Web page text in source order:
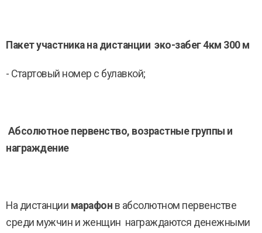
Пакет участника на дистанции эко-забег 4км 300 м
- Стартовый номер с булавкой;
Абсолютное первенство, возрастные группы и
награждение
На дистанции марафон в абсолютном первенстве
среди мужчин и женщин награждаются денежными